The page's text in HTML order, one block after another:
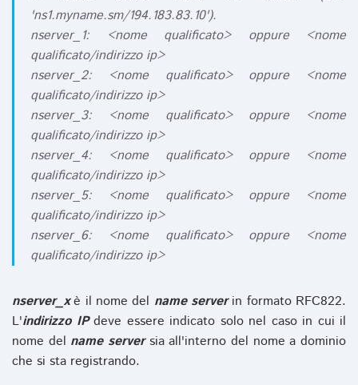
'ns1.myname.sm/194.183.83.10').
nserver_1: <nome qualificato> oppure <nome
qualificato/indirizzo ip>
nserver_2: <nome qualificato> oppure <nome
qualificato/indirizzo ip>
nserver_3: <nome qualificato> oppure <nome
qualificato/indirizzo ip>
nserver_4: <nome qualificato> oppure <nome
qualificato/indirizzo ip>
nserver_5: <nome qualificato> oppure <nome
qualificato/indirizzo ip>
nserver_6: <nome qualificato> oppure <nome
qualificato/indirizzo ip>
nserver_xè il nome del name serverin formato RFC822.
L'indirizzo IPdeve essere indicato solo nel caso in cui il
nome del name serversia all'interno del nome a dominio
che si sta registrando.